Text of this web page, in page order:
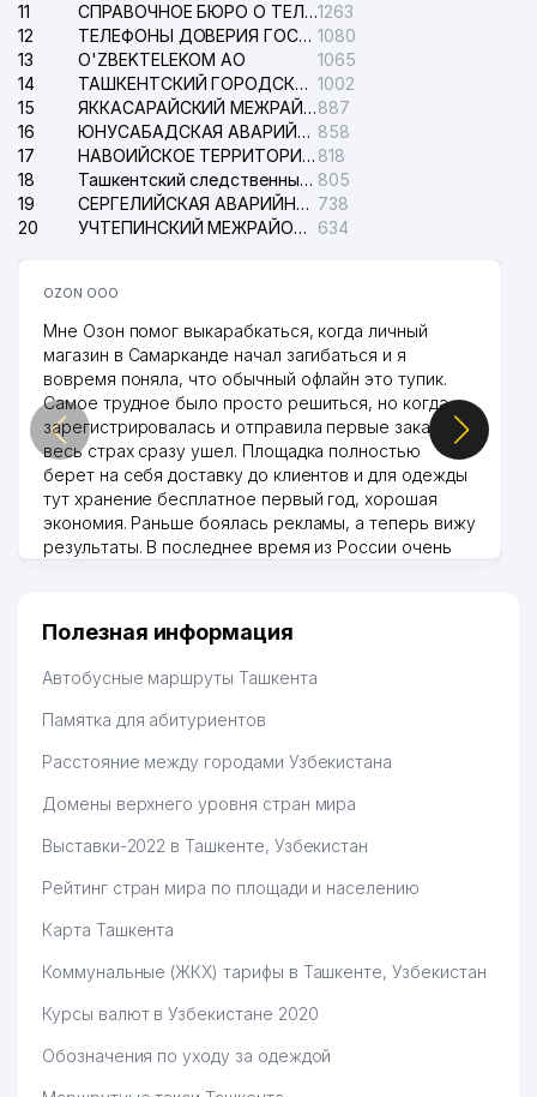
11
СПРАВОЧНОЕ БЮРО О ТЕЛЕФОНАХ ОРГАНИЗАЦИЙ г. ТАШКЕНТА1263
12
ТЕЛЕФОНЫ ДОВЕРИЯ ГОСУДАРСТВЕННОГО ЦЕНТРА ТЕСТИРОВАНИЯ 1080
13
O'ZBEKTELEKOM АО
1065
14
ТАШКЕНТСКИЙ ГОРОДСКОЙ СУД ПО ГРАЖДАНСКИМ ДЕЛАМ 1002
15
ЯККАСАРАЙСКИЙ МЕЖРАЙОННЫЙ СУД ПО ГРАЖДАНСКИМ ДЕЛАМ887
16
ЮНУСАБАДСКАЯ АВАРИЙНАЯ СЛУЖБА ЭЛЕКТРОСЕТИ 858
17
НАВОИЙСКОЕ ТЕРРИТОРИАЛЬНОЕ ПРЕДПРИЯТИЕ ЭЛЕКТРОСЕТИ АО 818
18
Ташкентский следственный изолятор 805
19
СЕРГЕЛИЙСКАЯ АВАРИЙНАЯ СЛУЖБА ЭЛЕКТРОСЕТИ 738
20
УЧТЕПИНСКИЙ МЕЖРАЙОННЫЙ СУД ПО ГРАЖДАНСКИМ ДЕЛАМ 634
OZON ООО
Мне Озон помог выкарабкаться, когда личный
магазин в Самарканде начал загибаться и я
вовремя поняла, что обычный офлайн это тупик.
Самое трудное было просто решиться, но когда
зарегистрировалась и отправила первые заказы,
весь страх сразу ушел. Площадка полностью
берет на себя доставку до клиентов и для одежды
тут хранение бесплатное первый год, хорошая
экономия. Раньше боялась рекламы, а теперь вижу
результаты. В последнее время из России очень
Hamida 03.08.2026 12:45:39
Полезная информация
Автобусные маршруты Ташкента
Памятка для абитуриентов
Расстояние между городами Узбекистана
Домены верхнего уровня стран мира
Выставки-2022 в Ташкенте, Узбекистан
Рейтинг стран мира по площади и населению
Карта Ташкента
Коммунальные (ЖКХ) тарифы в Ташкенте, Узбекистан
Курсы валют в Узбекистане 2020
Обозначения по уходу за одеждой